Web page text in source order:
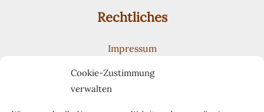
Cookie-Zustimmung
verwalten
Rechtliches
Impressum
Cookie-Richtlinie (EU)
Suchen